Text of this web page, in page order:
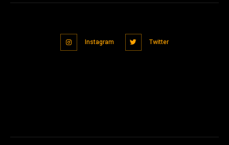
Instagram Twitter